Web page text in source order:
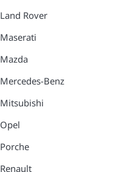
Land Rover
Maserati
Mazda
Mercedes-Benz
Mitsubishi
Opel
Porche
Renault